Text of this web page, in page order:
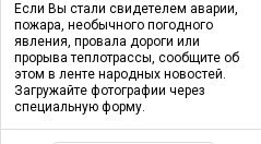
Если Вы стали свидетелем аварии,
пожара, необычного погодного
явления, провала дороги или
прорыва теплотрассы, сообщите об
этом в ленте народных новостей.
Загружайте фотографии через
специальную форму.